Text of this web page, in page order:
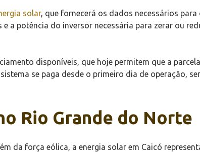
solar, que fornecerá os dados necessários
a potência do inversor necessária para zerar ou
disponíveis, que hoje permitem que a
se paga desde o primeiro dia de operação,
Rio Grande do Norte
da força eólica, a energia solar em Caicó